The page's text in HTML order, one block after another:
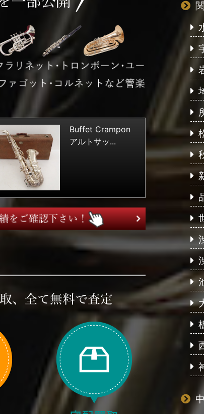
Buffet Crampon
アルトサッ...